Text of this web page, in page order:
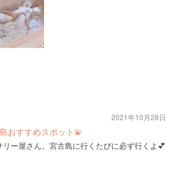
おすすめスポット💫
リー屋さん。宮古島に行くたびに必ず行くよ💕
2021年10月28日